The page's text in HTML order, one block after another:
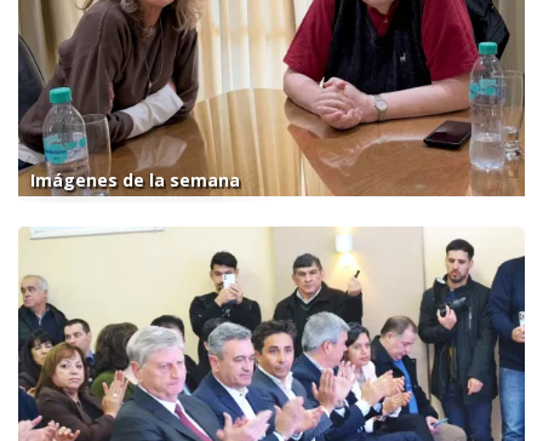
Imágenes de la semana